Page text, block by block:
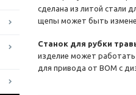
сделана из литой стали
щепы может быть
Станок для рубки
изделие может работать
для привода от ВОМ с